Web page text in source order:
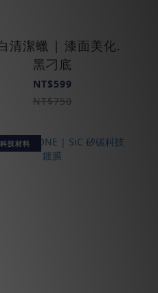
清潔蠟 | 漆面美化.
黑刁底
NT$599
NT$750
技材料